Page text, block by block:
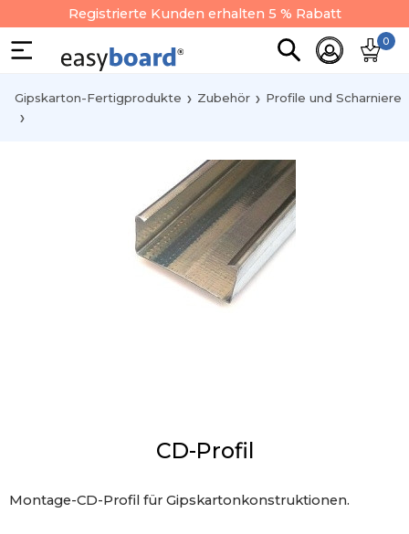
Registrierte Kunden erhalten 5 % Rabatt
0
Gipskarton-Fertigprodukte Zubehör Profile und Scharniere
CD-Profil
Montage-CD-Profil für Gipskartonkonstruktionen.